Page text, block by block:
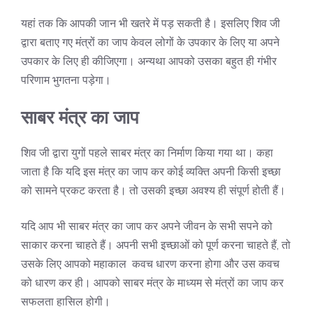
यहां तक कि आपकी जान भी खतरे में पड़ सकती है। इसलिए शिव जी
द्वारा बताए गए मंत्रों का जाप केवल लोगों के उपकार के लिए या अपने
उपकार के लिए ही कीजिएगा। अन्यथा आपको उसका बहुत ही गंभीर
परिणाम भुगतना पड़ेगा।
साबर मंत्र का जाप
शिव जी द्वारा युगों पहले साबर मंत्र का निर्माण किया गया था। कहा
जाता है कि यदि इस मंत्र का जाप कर कोई व्यक्ति अपनी किसी इच्छा
को सामने प्रकट करता है। तो उसकी इच्छा अवश्य ही संपूर्ण होती हैं।
यदि आप भी साबर मंत्र का जाप कर अपने जीवन के सभी सपने को
साकार करना चाहते हैं। अपनी सभी इच्छाओं को पूर्ण करना चाहते हैं, तो
उसके लिए आपको महाकाल कवच धारण करना होगा और उस कवच
को धारण कर ही। आपको साबर मंत्र के माध्यम से मंत्रों का जाप कर
सफलता हासिल होगी।